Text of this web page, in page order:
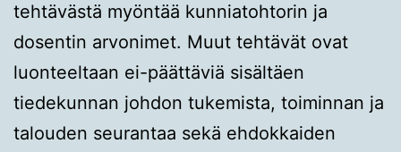
tehtävästä myöntää kunniatohtorin ja
dosentin arvonimet. Muut tehtävät ovat
luonteeltaan ei-päättäviä sisältäen
tiedekunnan johdon tukemista, toiminnan ja
talouden seurantaa sekä ehdokkaiden